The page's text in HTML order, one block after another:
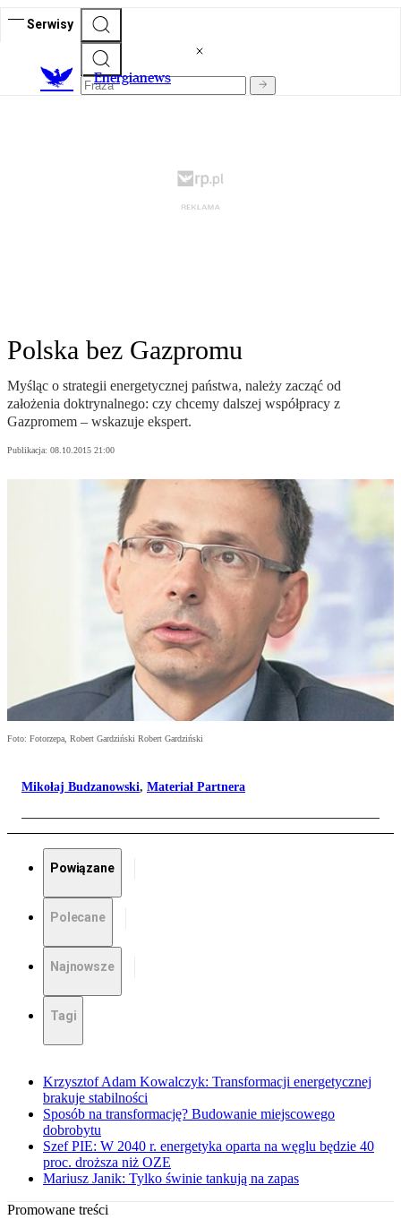
Serwisy
Energianews
Polska bez Gazpromu
Myśląc o strategii energetycznej państwa, należy zacząć od
założenia doktrynalnego: czy chcemy dalszej współpracy z
Gazpromem – wskazuje ekspert.
Publikacja: 08.10.2015 21:00
Foto: Fotorzepa, Robert Gardziński Robert Gardziński
Mikołaj Budzanowski, Materiał Partnera
Powiązane
Polecane
Najnowsze
Tagi
Krzysztof Adam Kowalczyk: Transformacji energetycznej
brakuje stabilności
Sposób na transformację? Budowanie miejscowego
dobrobytu
Szef PIE: W 2040 r. energetyka oparta na węglu będzie 40
proc. droższa niż OZE
Mariusz Janik: Tylko świnie tankują na zapas
Promowane treści